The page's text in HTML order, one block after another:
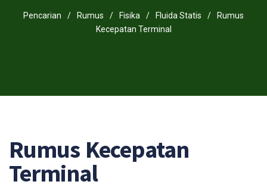
Pencarian / Rumus / Fisika / Fluida Statis /
Rumus
Kecepatan Terminal
Rumus Kecepatan
Terminal